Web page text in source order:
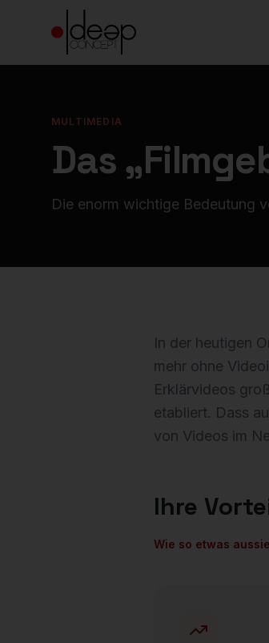
MULTIMEDIA
Das
Die enorm wichtige Bedeutung
In der heutigen
mehr ohne
Erklärvideos
etabliert. Dass
von Videos im
Ihre
Wie so etwas